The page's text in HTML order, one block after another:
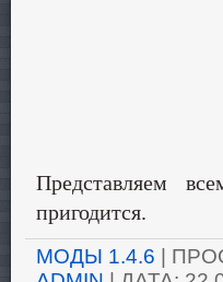
Представляем
пригодится.
МОДЫ 1.4.6 |